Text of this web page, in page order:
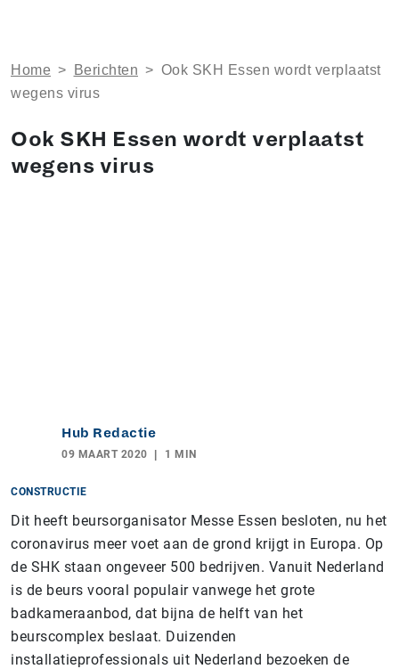
Home > Berichten > Ook SKH Essen wordt verplaatst
wegens virus
Ook SKH Essen wordt verplaatst
wegens virus
Hub Redactie
09 MAART 2020 1 MIN
CONSTRUCTIE
Dit heeft beursorganisator Messe Essen besloten, nu het
coronavirus meer voet aan de grond krijgt in Europa. Op
de SHK staan ongeveer 500 bedrijven. Vanuit Nederland
is de beurs vooral populair vanwege het grote
badkameraanbod, dat bijna de helft van het
beurscomplex beslaat. Duizenden
installatieprofessionals uit Nederland bezoeken de